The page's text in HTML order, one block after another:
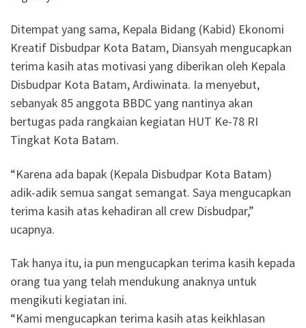
Ditempat yang sama, Kepala Bidang (Kabid) Ekonomi
Kreatif Disbudpar Kota Batam, Diansyah mengucapkan
terima kasih atas motivasi yang diberikan oleh Kepala
Disbudpar Kota Batam, Ardiwinata. Ia menyebut,
sebanyak 85 anggota BBDC yang nantinya akan
bertugas pada rangkaian kegiatan HUT Ke-78 RI
Tingkat Kota Batam.
“Karena ada bapak (Kepala Disbudpar Kota Batam)
adik-adik semua sangat semangat. Saya mengucapkan
terima kasih atas kehadiran all crew Disbudpar,”
ucapnya.
Tak hanya itu, ia pun mengucapkan terima kasih kepada
orang tua yang telah mendukung anaknya untuk
mengikuti kegiatan ini.
“Kami mengucapkan terima kasih atas keikhlasan